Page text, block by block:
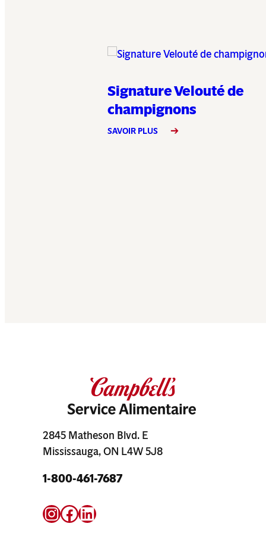
Signature Velouté de
champignons
SAVOIR PLUS
2845 Matheson Blvd. E
Mississauga, ON L4W 5J8
1-800-461-7687
Instagram
Facebook
LinkedIn